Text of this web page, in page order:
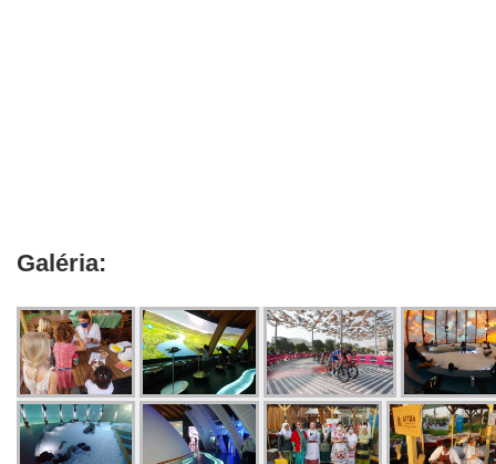
Galéria: